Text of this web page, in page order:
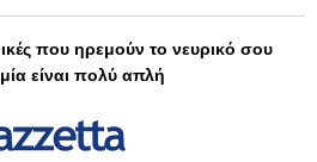
που ηρεμούν το νευρικό σου
είναι πολύ απλή